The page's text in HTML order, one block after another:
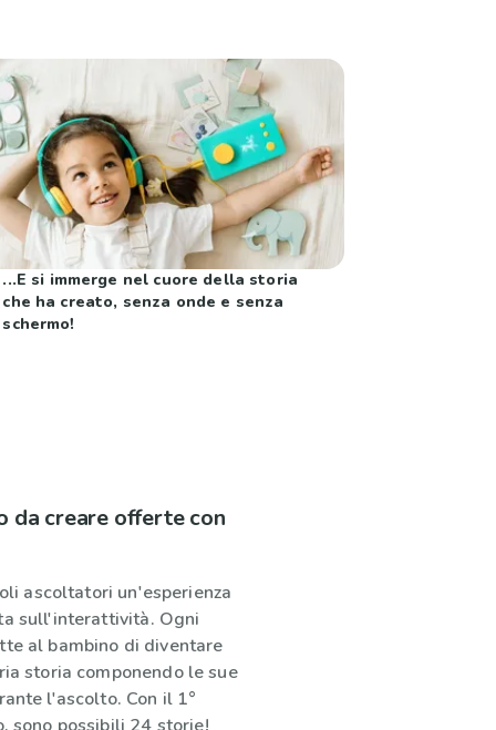
...E si immerge nel cuore della storia
che ha creato, senza onde e senza
schermo!
da creare offerte con
ascoltatori un'esperienza
sull'interattività. Ogni
al bambino di diventare
storia componendo le sue
l'ascolto. Con il 1°